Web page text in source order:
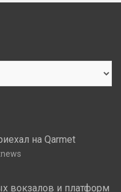
на Qarmet
вокзалов и платформ